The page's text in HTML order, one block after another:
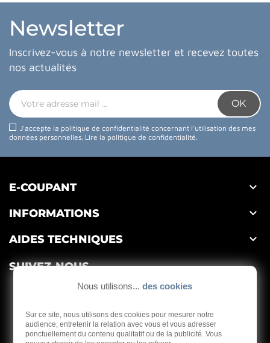
Newsletter
Inscrivez-vous à notre newsletter et recevez toutes
nos actualités
J'accepte la politique de confidentialité concernant l'utilisation des mes
données personnelles. Lire la politique de confidentialité.
E-COUPANT 
INFORMATIONS 
AIDES TECHNIQUES 
SUIVEZ-NOUS
Nous utilisons... des cookies
Sur ce site, nous utilisons des cookies pour mesurer notre
audience, entretenir la relation avec vous et vous adresser
ponctuellement du contenu qualitatif ou de la publicité. Vous